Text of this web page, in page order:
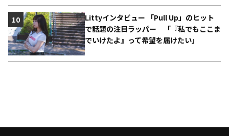
Littyインタビュー 「Pull Up」のヒット
で話題の注目ラッパー 「『私でもここま
でいけたよ』って希望を届けたい」
10